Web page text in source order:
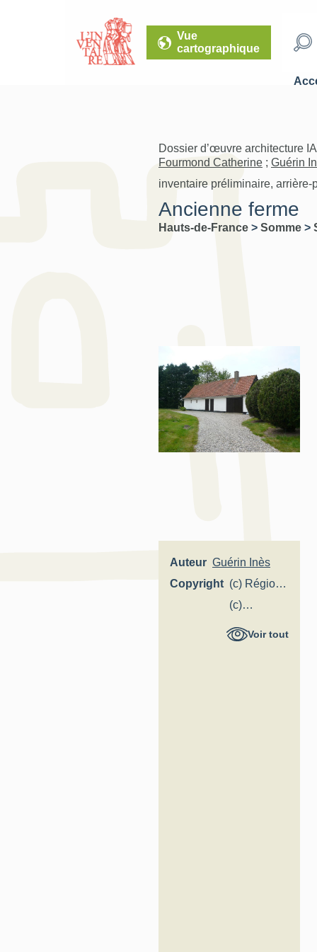
Vue
cartographique
Dossier d’œuvre architecture
Fourmond Catherine ; Guérin
inventaire préliminaire, arrière-
Ancienne ferme
Hauts-de-France > Somme >
Auteur Guérin Inès
Copyright (c) Région
Hauts-de-
France -
(c)
SMACOPI
Voir tout